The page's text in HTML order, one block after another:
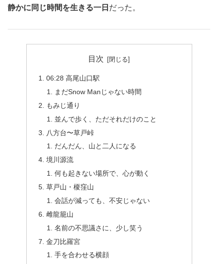
静かに同じ時間を生きる一日 だった。
目次
06:28 高尾山口駅
まだSnow Manじゃない時間
もみじ通り
並んで歩く、ただそれだけのこと
八方台〜草戸峠
だんだん、山と二人になる
境川源流
何も起きない場所で、心が動く
草戸山・榎窪山
会話が減っても、不安じゃない
雌龍籠山
名前の不思議さに、少し笑う
金刀比羅宮
手を合わせる横顔